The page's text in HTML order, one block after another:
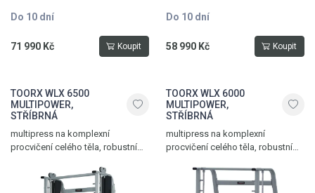
Do 10 dní
71 990 Kč Koupit
Do 10 dní
58 990 Kč Koupit
TOORX WLX 6500
MULTIPOWER,
STŘÍBRNÁ
multipress na komplexní
procvičení celého těla, robustní
kuličková ložiska s lineárním
pouzdrem, nastavitelná výška
TOORX WLX 6000
MULTIPOWER,
STŘÍBRNÁ
multipress na komplexní
procvičení celého těla, robustní
kuličková ložiska s lineárním
pouzdrem, nastavitelná výška